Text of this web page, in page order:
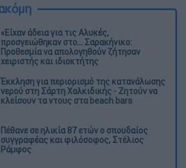
προσγειώθηκαν στο... Σαρακήνικο:
Προθεσμία να απολογηθούν ζήτησαν
χειριστής και ιδιοκτήτης
Έκκληση για περιορισμό της κατανάλωσης
νερού στη Σάρτη Χαλκιδικής - Ζητούν να
κλείσουν τα ντους στα beach bars
Πέθανε σε ηλικία 87 ετών ο σπουδαίος
συγγραφέας και φιλόσοφος, Στέλιος
Φωτιά στον Κουβαρά: Υπό έλεγχο το
μέτωπο - Η στιγμή του απεγκλωβισμού